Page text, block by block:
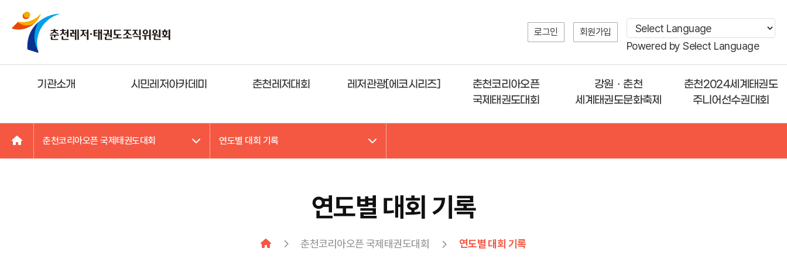
로그인 회원가입
Powered bySelect Language
기관소개 시민레저아카데미 춘천레저대회 레저관광[에코시리즈]
춘천코리아오픈
국제태권도대회
강원ㆍ춘천
세계태권도문화축제
춘천2024세계태권도
주니어선수권대회
춘천코리아오픈 국제태권도대회 연도별 대회 기록
연도별 대회 기록
춘천코리아오픈 국제태권도대회 연도별 대회 기록